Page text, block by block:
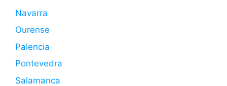
Navarra
Ourense
Palencia
Pontevedra
Salamanca